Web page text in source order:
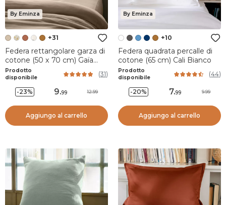
By Eminza
+31
Federa rettangolare garza di
cotone (50 x 70 cm) Gaïa
Marrone corda
Prodotto
disponibile
(31)
-23% 9.99 12.99
Aggiungo al carrello
By Eminza
+10
Federa quadrata percalle di
cotone (65 cm) Cali Bianco
Prodotto
disponibile
(44)
-20% 7.99 9.99
Aggiungo al carrello